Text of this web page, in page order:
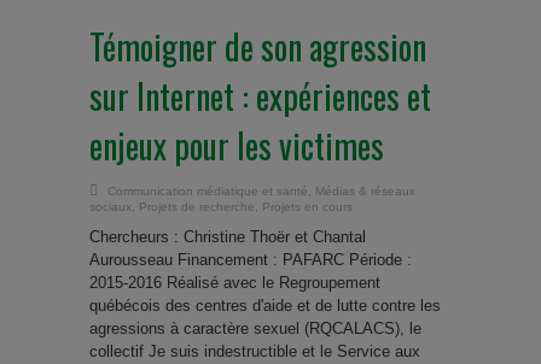
Témoigner de son agression
sur Internet : expériences et
enjeux pour les victimes
Communication médiatique et santé, Médias & réseaux
sociaux, Projets de recherche, Projets en cours
Chercheurs : Christine Thoër et Chantal
Aurousseau Financement : PAFARC Période :
2015-2016 Réalisé avec le Regroupement
québécois des centres d'aide et de lutte contre les
agressions à caractère sexuel (RQCALACS), le
collectif Je suis indestructible et le Service aux